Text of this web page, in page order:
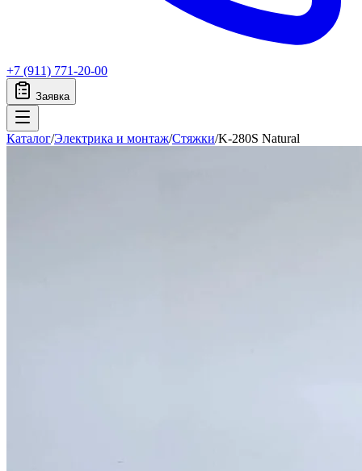
+7 (911) 771-20-00
Заявка
Каталог/Электрика и монтаж/Стяжки/K-280S Natural